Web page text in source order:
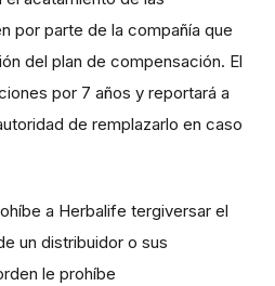
por parte de la compañía que
del plan de compensación. El
por 7 años y reportará a
de remplazarlo en caso
a Herbalife tergiversar el
un distribuidor o sus
le prohíbe